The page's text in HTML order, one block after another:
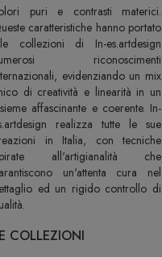
puri e contrasti materici.
caratteristiche hanno portato
collezioni di In-es.artdesign
riconoscimenti
evidenziando un mix
di creatività e linearità in un
affascinante e coerente. In-
realizza tutte le sue
in Italia, con tecniche
all'artigianalità che
un'attenta cura nel
ed un rigido controllo di
COLLEZIONI